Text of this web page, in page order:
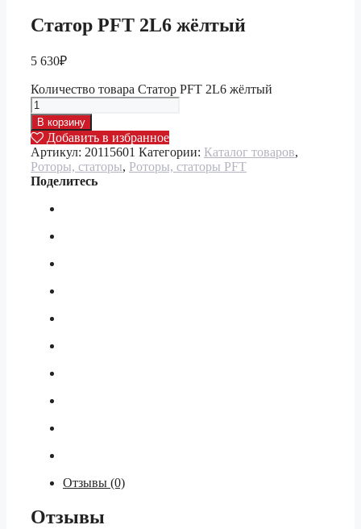
Статор PFT 2L6 жёлтый
5 630₽
Количество товара Статор PFT 2L6 жёлтый
В корзину
Добавить в избранное
Артикул: 20115601 Категории: Каталог товаров,
Роторы, статоры, Роторы, статоры PFT
Поделитесь
Отзывы (0)
Отзывы